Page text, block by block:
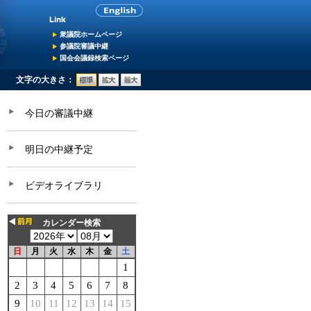
衆議院ホームページ
参議院審議中継
国会会議録検索ページ
文字の大きさ：
今日の審議中継
明日の中継予定
ビデオライブラリ
カレンダー検索
日 月 火 水 木 金 土
1
2
3 4 5 6 7
8
9
10 11 12 13 14
15